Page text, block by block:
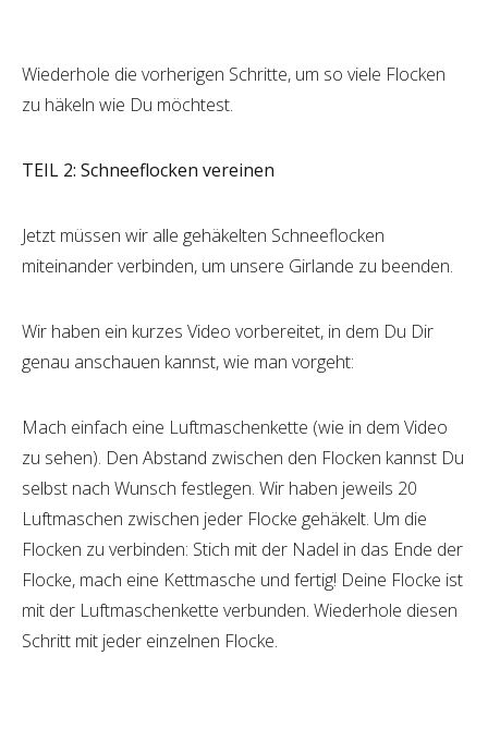
Wiederhole die vorherigen Schritte, um so viele Flocken
zu häkeln wie Du möchtest.
TEIL 2: Schneeflocken vereinen
Jetzt müssen wir alle gehäkelten Schneeflocken
miteinander verbinden, um unsere Girlande zu beenden.
Wir haben ein kurzes Video vorbereitet, in dem Du Dir
genau anschauen kannst, wie man vorgeht:
Mach einfach eine Luftmaschenkette (wie in dem Video
zu sehen). Den Abstand zwischen den Flocken kannst Du
selbst nach Wunsch festlegen. Wir haben jeweils 20
Luftmaschen zwischen jeder Flocke gehäkelt. Um die
Flocken zu verbinden: Stich mit der Nadel in das Ende der
Flocke, mach eine Kettmasche und fertig! Deine Flocke ist
mit der Luftmaschenkette verbunden. Wiederhole diesen
Schritt mit jeder einzelnen Flocke.